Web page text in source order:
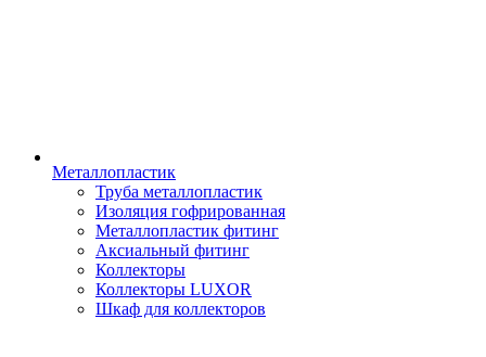
Металлопластик
Труба металлопластик
Изоляция гофрированная
Металлопластик фитинг
Аксиальный фитинг
Коллекторы
Коллекторы LUXOR
Шкаф для коллекторов